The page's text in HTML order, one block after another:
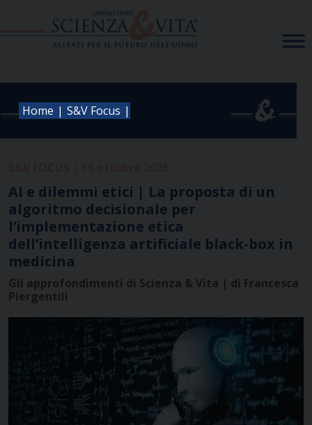
Home | S&V Focus |
AI e dilemmi etici | La proposta di un
algoritmo decisionale per
l’implementazione etica
dell’intelligenza artificiale black-box in
medicina
Gli approfondimenti di Scienza & Vita | di Francesca
Piergentili